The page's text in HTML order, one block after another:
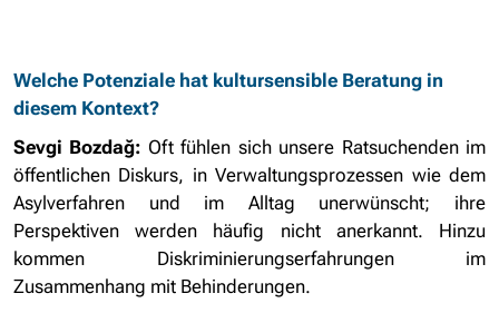
Welche Potenziale hat kultursensible Beratung in
diesem Kontext?
Sevgi Bozdağ: Oft fühlen sich unsere Ratsuchenden im
öffentlichen Diskurs, in Verwaltungsprozessen wie dem
Asylverfahren und im Alltag unerwünscht; ihre
Perspektiven werden häufig nicht anerkannt. Hinzu
kommen Diskriminierungserfahrungen im
Zusammenhang mit Behinderungen.